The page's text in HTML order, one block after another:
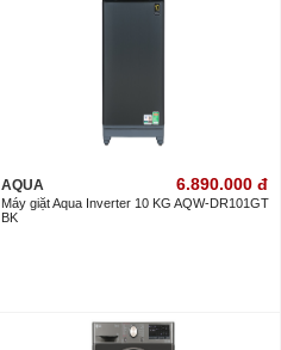
AQUA 6.890.000 đ
Máy giặt Aqua Inverter 10 KG AQW-DR101GT
BK